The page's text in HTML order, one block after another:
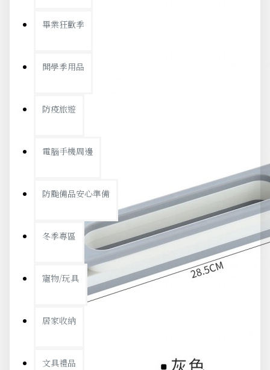
畢業狂歡季
開學季用品
防疫旅遊
電腦手機周邊
防颱備品安心準備
冬季專區
寵物/玩具
居家收納
文具禮品